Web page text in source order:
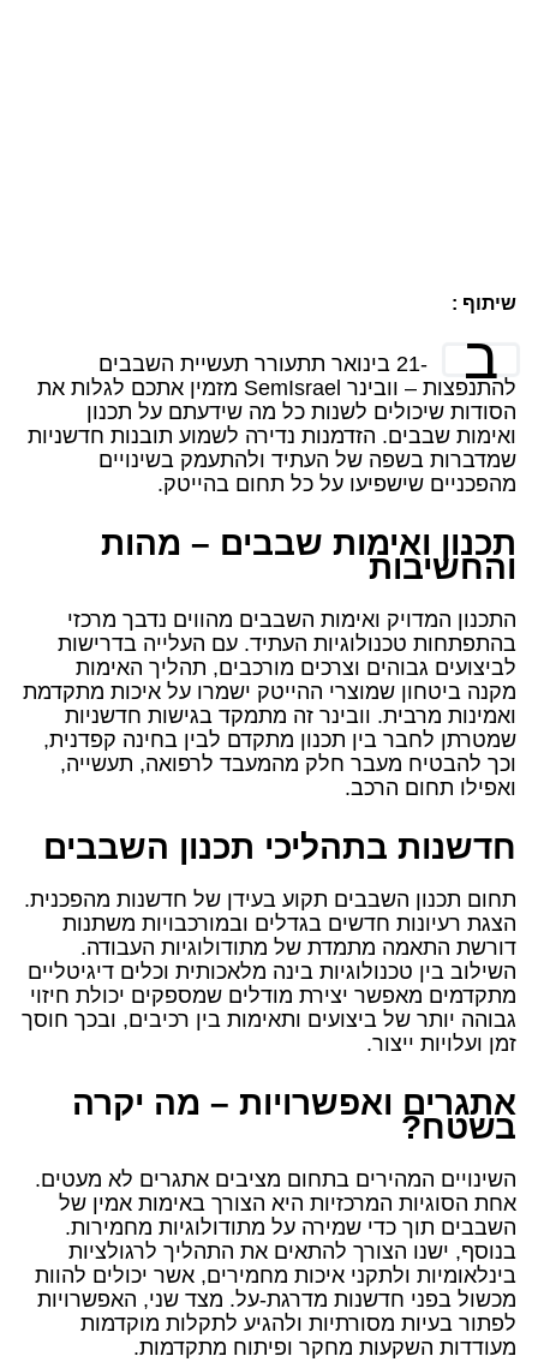
שיתוף :
ב
-21 בינואר תתעורר תעשיית השבבים
להתנפצות – וובינר SemIsrael מזמין אתכם לגלות את
הסודות שיכולים לשנות כל מה שידעתם על תכנון
ואימות שבבים. הזדמנות נדירה לשמוע תובנות חדשניות
שמדברות בשפה של העתיד ולהתעמק בשינויים
מהפכניים שישפיעו על כל תחום בהייטק.
תכנון ואימות שבבים – מהות
והחשיבות
התכנון המדויק ואימות השבבים מהווים נדבך מרכזי
בהתפתחות טכנולוגיות העתיד. עם העלייה בדרישות
לביצועים גבוהים וצרכים מורכבים, תהליך האימות
מקנה ביטחון שמוצרי ההייטק ישמרו על איכות מתקדמת
ואמינות מרבית. וובינר זה מתמקד בגישות חדשניות
שמטרתן לחבר בין תכנון מתקדם לבין בחינה קפדנית,
וכך להבטיח מעבר חלק מהמעבד לרפואה, תעשייה,
ואפילו תחום הרכב.
חדשנות בתהליכי תכנון השבבים
תחום תכנון השבבים תקוע בעידן של חדשנות מהפכנית.
הצגת רעיונות חדשים בגדלים ובמורכבויות משתנות
דורשת התאמה מתמדת של מתודולוגיות העבודה.
השילוב בין טכנולוגיות בינה מלאכותית וכלים דיגיטליים
מתקדמים מאפשר יצירת מודלים שמספקים יכולת חיזוי
גבוהה יותר של ביצועים ותאימות בין רכיבים, ובכך חוסך
זמן ועלויות ייצור.
אתגרים ואפשרויות – מה יקרה
בשטח?
השינויים המהירים בתחום מציבים אתגרים לא מעטים.
אחת הסוגיות המרכזיות היא הצורך באימות אמין של
השבבים תוך כדי שמירה על מתודולוגיות מחמירות.
בנוסף, ישנו הצורך להתאים את התהליך לרגולציות
בינלאומיות ולתקני איכות מחמירים, אשר יכולים להוות
מכשול בפני חדשנות מדרגת-על. מצד שני, האפשרויות
לפתור בעיות מסורתיות ולהגיע לתקלות מוקדמות
מעודדות השקעות מחקר ופיתוח מתקדמות.